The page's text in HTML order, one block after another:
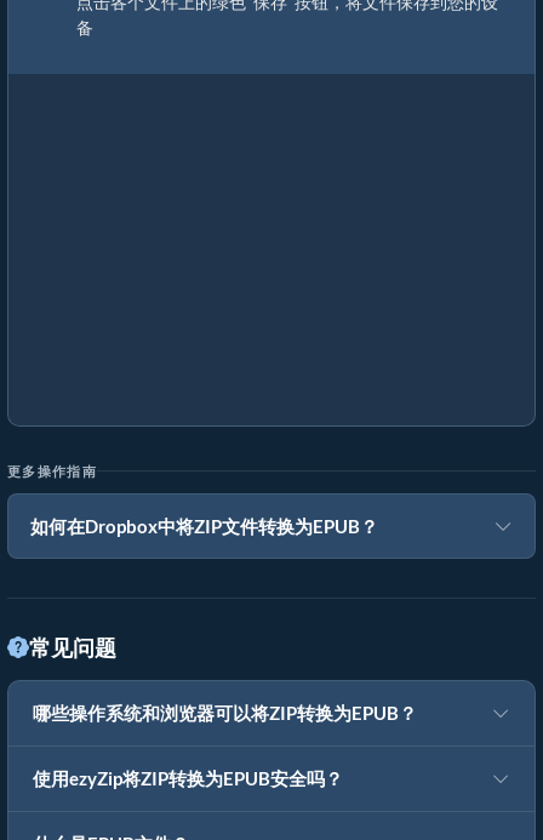
备
更多操作指南
如何在Dropbox中将ZIP文件转换为EPUB？
常见问题
哪些操作系统和浏览器可以将ZIP转换为EPUB？
使用ezyZip将ZIP转换为EPUB安全吗？